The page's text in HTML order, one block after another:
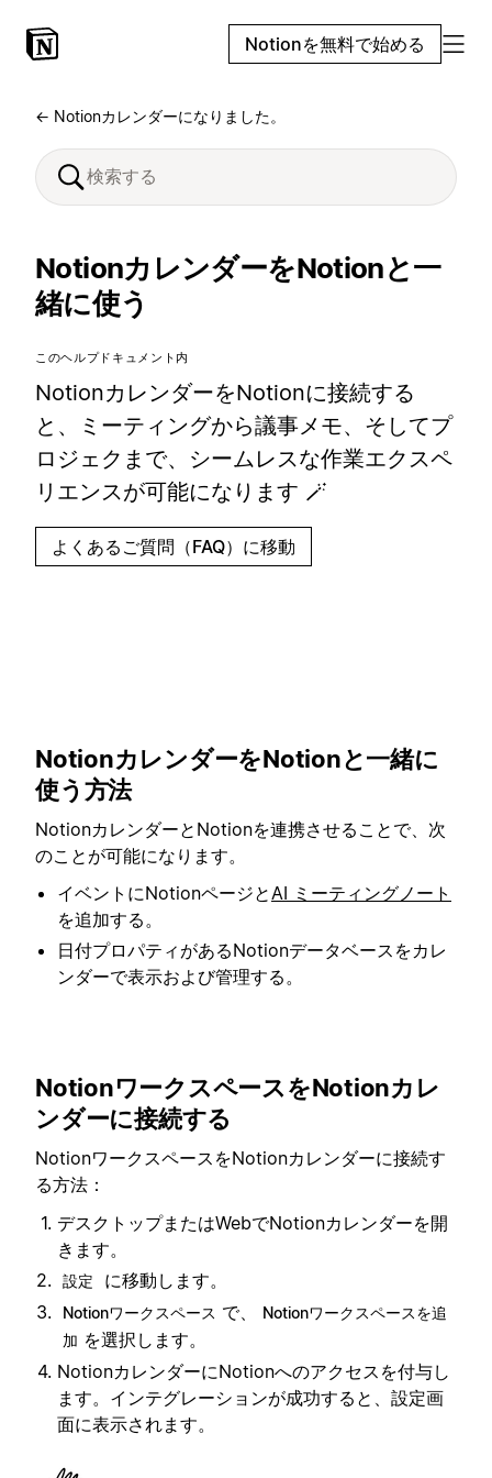
Notionを無料で始める
← Notionカレンダーになりました。
NotionカレンダーをNotionと一
緒に使う
このヘルプドキュメント内
NotionカレンダーをNotionに接続する
と、ミーティングから議事メモ、そしてプ
ロジェクまで、シームレスな作業エクスペ
リエンスが可能になります 🪄
よくあるご質問（FAQ）に移動
NotionカレンダーをNotionと一緒に
使う方法
NotionカレンダーとNotionを連携させることで、次
のことが可能になります。
イベントにNotionページとAI ミーティングノート
を追加する。
日付プロパティがあるNotionデータベースをカレ
ンダーで表示および管理する。
NotionワークスペースをNotionカレ
ンダーに接続する
NotionワークスペースをNotionカレンダーに接続す
る方法：
デスクトップまたはWebでNotionカレンダーを開
きます。
設定 に移動します。
Notionワークスペース で、
Notionワークスペースを追
加 を選択します。
NotionカレンダーにNotionへのアクセスを付与し
ます。インテグレーションが成功すると、設定画
面に表示されます。